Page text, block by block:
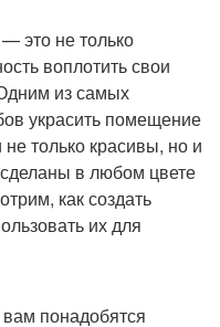
это не только
воплотить свои
из самых
украсить помещение
только красивы, но и
в любом цвете
как создать
их для
понадобятся